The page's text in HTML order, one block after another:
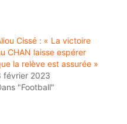
Cissé : « La victoire
CHAN laisse espérer
la relève est assurée »
février 2023
"Football"